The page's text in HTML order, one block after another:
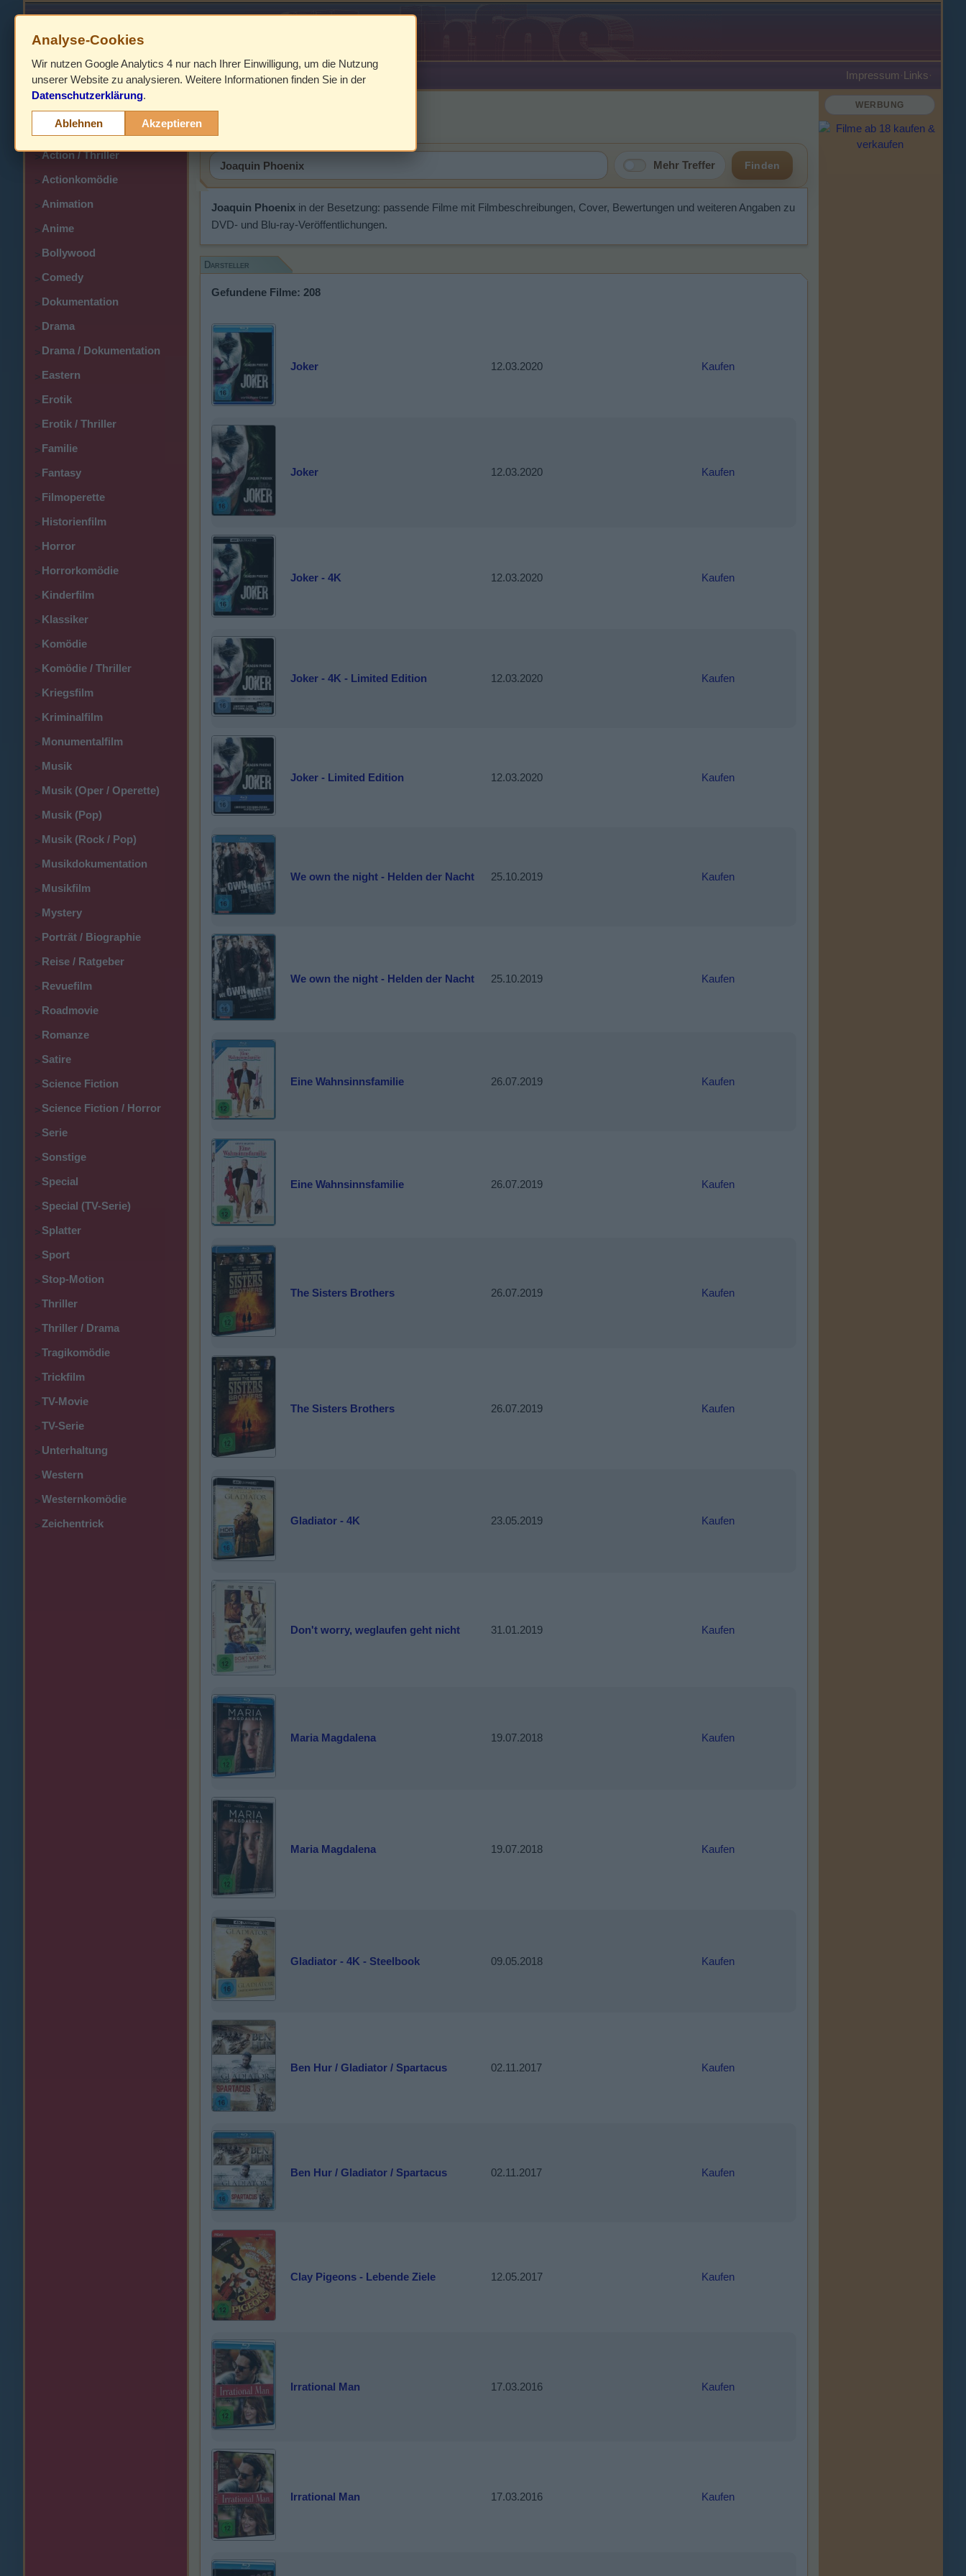
HOME Impressum ·Links·
>
> Action
>Action / Thriller
>Actionkomödie
>Animation
>Anime
>Bollywood
>Comedy
>Dokumentation
>Drama
>Drama / Dokumentation
>Eastern
>Erotik
>Erotik / Thriller
>Familie
>Fantasy
>Filmoperette
>Historienfilm
>Horror
>Horrorkomödie
>Kinderfilm
>Klassiker
>Komödie
>Komödie / Thriller
>Kriegsfilm
>Kriminalfilm
>Monumentalfilm
>Musik
>Musik (Oper / Operette)
>Musik (Pop)
>Musik (Rock / Pop)
>Musikdokumentation
>Musikfilm
>Mystery
>Porträt / Biographie
>Reise / Ratgeber
>Revuefilm
>Roadmovie
>Romanze
>Satire
>Science Fiction
>Science Fiction / Horror
>Serie
>Sonstige
>Special
>Special (TV-Serie)
>Splatter
>Sport
>Stop-Motion
>Thriller
>Thriller / Drama
>Tragikomödie
>Trickfilm
>TV-Movie
>TV-Serie
>Unterhaltung
>Western
>Westernkomödie
>Zeichentrick
Joaquin Phoenix
Mehr Treffer Finden
Joaquin Phoenix in der Besetzung: passende Filme mit Filmbeschreibungen, Cover, Bewertungen und weiteren Angaben zu
DVD- und Blu-ray-Veröffentlichungen.
Darsteller
Gefundene Filme: 208
Joker 12.03.2020 Kaufen
Joker 12.03.2020 Kaufen
Joker - 4K 12.03.2020 Kaufen
Joker - 4K - Limited Edition 12.03.2020 Kaufen
Joker - Limited Edition 12.03.2020 Kaufen
We own the night - Helden der Nacht 25.10.2019 Kaufen
We own the night - Helden der Nacht 25.10.2019 Kaufen
Eine Wahnsinnsfamilie 26.07.2019 Kaufen
Eine Wahnsinnsfamilie 26.07.2019 Kaufen
The Sisters Brothers 26.07.2019 Kaufen
The Sisters Brothers 26.07.2019 Kaufen
Gladiator - 4K 23.05.2019 Kaufen
Don't worry, weglaufen geht nicht 31.01.2019 Kaufen
Maria Magdalena 19.07.2018 Kaufen
Maria Magdalena 19.07.2018 Kaufen
Gladiator - 4K - Steelbook 09.05.2018 Kaufen
Ben Hur / Gladiator / Spartacus 02.11.2017 Kaufen
Ben Hur / Gladiator / Spartacus 02.11.2017 Kaufen
Clay Pigeons - Lebende Ziele 12.05.2017 Kaufen
Irrational Man 17.03.2016 Kaufen
Irrational Man 17.03.2016 Kaufen
WERBUNG
Analyse-Cookies
Wir nutzen Google Analytics 4 nur nach Ihrer Einwilligung, um die Nutzung
unserer Website zu analysieren. Weitere Informationen finden Sie in der
Datenschutzerklärung.
Ablehnen Akzeptieren